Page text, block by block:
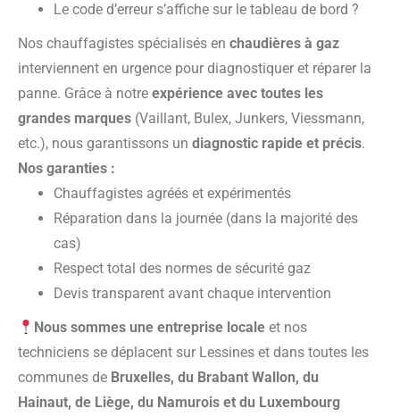
Le code d’erreur s’affiche sur le tableau de bord ?
Nos chauffagistes spécialisés en chaudières à gaz
interviennent en urgence pour diagnostiquer et réparer la
panne. Grâce à notre expérience avec toutes les
grandes marques (Vaillant, Bulex, Junkers, Viessmann,
etc.), nous garantissons un diagnostic rapide et précis.
Nos garanties :
Chauffagistes agréés et expérimentés
Réparation dans la journée (dans la majorité des
cas)
Respect total des normes de sécurité gaz
Devis transparent avant chaque intervention
Nous sommes une entreprise locale et nos
techniciens se déplacent sur Lessines et dans toutes les
communes de Bruxelles, du Brabant Wallon, du
Hainaut, de Liège, du Namurois et du Luxembourg